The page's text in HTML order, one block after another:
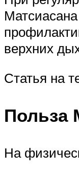
верхних
Статья на
Польза
На